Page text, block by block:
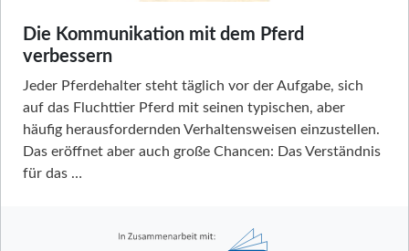
Die Kommunikation mit dem Pferd
verbessern
Jeder Pferdehalter steht täglich vor der Aufgabe, sich
auf das Fluchttier Pferd mit seinen typischen, aber
häufig herausfordernden Verhaltensweisen einzustellen.
Das eröffnet aber auch große Chancen: Das Verständnis
für das …